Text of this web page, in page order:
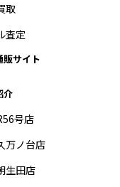
取
査定
販サイト
介
号店
万ノ台店
生田店